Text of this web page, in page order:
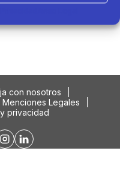
con nosotros
Menciones Legales
privacidad